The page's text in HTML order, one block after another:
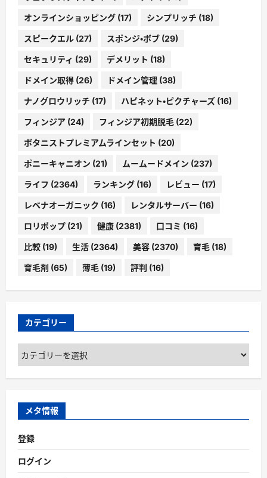
オンラインショッピング (17) シンプリッチ (18)
スピークエル (27) スポンジ・ボブ (29)
セキュリティ (29) デメリット (18)
ドメイン取得 (26) ドメイン管理 (38)
ナノグロウリッチ (17) ハピネット・ピクチャーズ (16)
フィンジア (24) フィンジア初期脱毛 (22)
ボタニストプレミアムラインセット (20)
ポニーキャニオン (21) ムームードメイン (237)
ライフ (2364) ランキング (16) レビュー (17)
レベナオーガニック (16) レンタルサーバー (16)
ロリポップ (21) 健康 (2381) 口コミ (16)
比較 (19) 生活 (2364) 美容 (2370) 育毛 (18)
育毛剤 (65) 薄毛 (19) 評判 (16)
カテゴリー
カ
テ
ゴ
ー
メタ情報
登録
ログイン